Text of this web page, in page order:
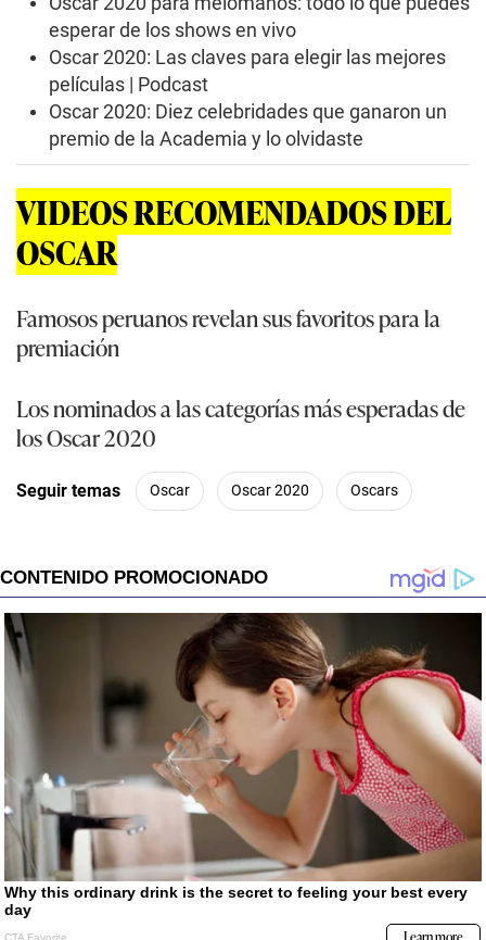
esperar de los shows en vivo
Oscar 2020: Las claves para elegir las mejores
películas | Podcast
Oscar 2020: Diez celebridades que ganaron un
premio de la Academia y lo olvidaste
VIDEOS RECOMENDADOS DEL
OSCAR
Famosos peruanos revelan sus favoritos para la
premiación
Los nominados a las categorías más esperadas de
los Oscar 2020
Seguir temas Oscar Oscar 2020 Oscars